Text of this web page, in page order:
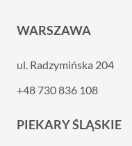
WARSZAWA
ul. Radzymińska 204
+48 730 836 108
PIEKARY ŚLĄSKIE